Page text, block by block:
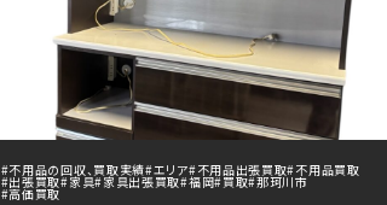
#不用品の回収、買取実績#エリア#不用品出張買取#不用品買取
#出張買取#家具#家具出張買取#福岡#買取#那珂川市
#高価買取